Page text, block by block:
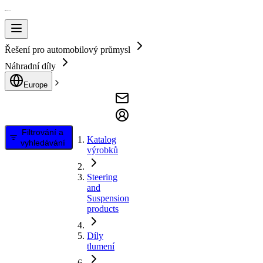
Řešení pro automobilový průmysl
Náhradní díly
Europe
Filtrování a
vyhledávání
Katalog
výrobků
Steering
and
Suspension
products
Díly
tlumení